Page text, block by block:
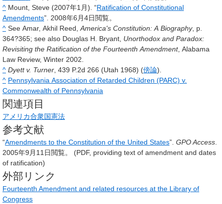
^ Mount, Steve (2007年1月). “Ratification of Constitutional
Amendments”. 2008年6月4日閲覧。
^ See Amar, Akhil Reed, America's Constitution: A Biography, p.
364?365; see also Douglas H. Bryant, Unorthodox and Paradox:
Revisiting the Ratification of the Fourteenth Amendment, Alabama
Law Review, Winter 2002.
^ Dyett v. Turner , 439 P.2d 266 (Utah 1968) (傍論).
^ Pennsylvania Association of Retarded Children (PARC) v.
Commonwealth of Pennsylvania
関連項目
アメリカ合衆国憲法
参考文献
“Amendments to the Constitution of the United States”. GPO Access
2005年9月11日閲覧。
(PDF, providing text of amendment and dates
of ratification)
外部リンク
Fourteenth Amendment and related resources at the Library of
Congress